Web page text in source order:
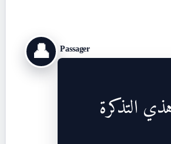
👤 Passager
التذكرة